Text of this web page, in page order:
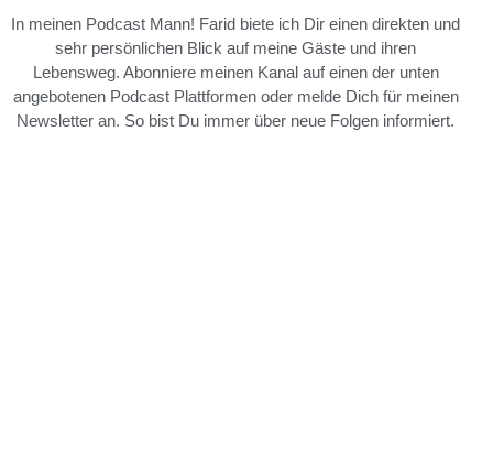
In meinen Podcast Mann! Farid biete ich Dir einen direkten und
sehr persönlichen Blick auf meine Gäste und ihren
Lebensweg. Abonniere meinen Kanal auf einen der unten
angebotenen Podcast Plattformen oder melde Dich für meinen
Newsletter an. So bist Du immer über neue Folgen informiert.